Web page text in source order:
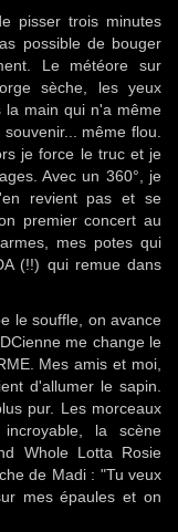
pisser trois minutes
possible de bouger
Le météore sur
sèche, les yeux
la main qui n'a même
même flou.
je force le truc et je
Avec un 360°, je
revient pas et se
premier concert au
mes potes qui
(!!) qui remue dans
le souffle, on avance
me change le
Mes amis et moi,
d'allumer le sapin.
pur. Les morceaux
la scène
Whole Lotta Rosie
de Madi : "Tu veux
mes épaules et on